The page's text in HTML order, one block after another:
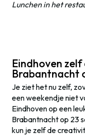
Lunchen in het
Eindhoven
Brabantnacht
Je ziet het nu zelf,
een weekendje niet
Eindhoven op een
Brabantnacht op 23
kun je zelf de